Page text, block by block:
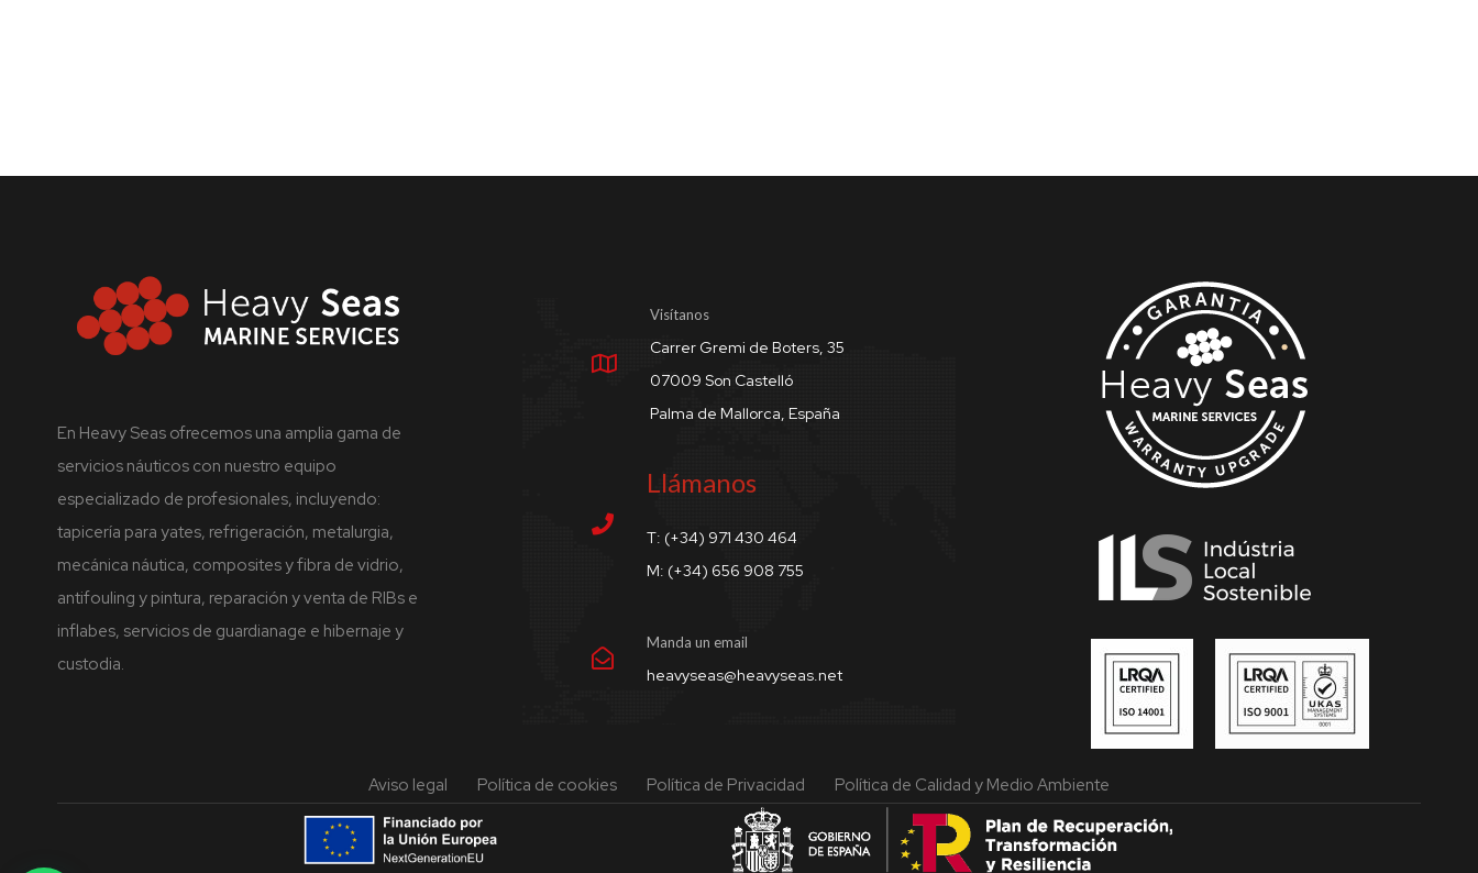
En Heavy Seas ofrecemos una amplia gama de
servicios náuticos con nuestro equipo
especializado de profesionales, incluyendo:
tapicería para yates, refrigeración, metalurgia,
mecánica náutica, composites y fibra de vidrio,
antifouling y pintura, reparación y venta de RIBs e
inflabes, servicios de guardianage e hibernaje y
custodia.
Visítanos
Carrer Gremi de Boters, 35
07009 Son Castelló
Palma de Mallorca, España
Llámanos
T: (+34) 971 430 464
M: (+34) 656 908 755
Manda un email
heavyseas@heavyseas.net
Aviso legal Política de cookies Política de Privacidad Política de Calidad y Medio Ambiente